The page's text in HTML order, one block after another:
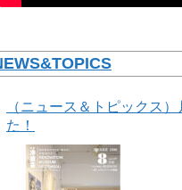
（ニュース＆トピックス
た！